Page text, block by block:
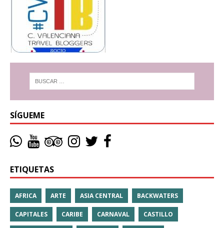
SÍGUEME
ETIQUETAS
AFRICA ARTE ASIA CENTRAL BACKWATERS
CAPITALES CARIBE CARNAVAL CASTILLO